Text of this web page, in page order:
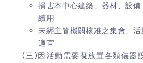
損害本中心建築、器材、設
續用
未經主管機關核准之集會、
適宜
(三)因活動需要擬放置各類儀器